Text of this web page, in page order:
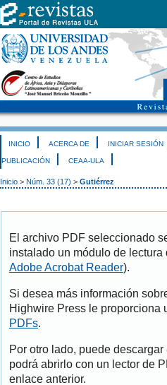
INICIO ACERCA DE INICIAR SESIÓN
PUBLICACIÓN CEAA-ULA
Inicio > Núm. 33 (17) > Gutiérrez
El archivo PDF seleccionado
instalado un módulo de
Adobe Acrobat Reader).
Si desea más información
Highwire Press le proporciona
PDFs.
Por otro lado, puede
podrá abrirlo con un lector de
enlace anterior.